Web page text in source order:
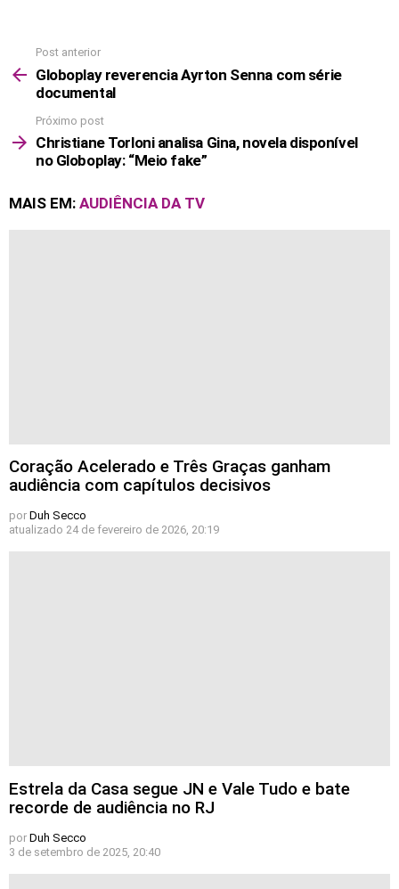
more
Post anterior
Globoplay reverencia Ayrton Senna com série
documental
Próximo post
Christiane Torloni analisa Gina, novela disponível
no Globoplay: “Meio fake”
MAIS EM: AUDIÊNCIA DA TV
Coração Acelerado e Três Graças ganham
audiência com capítulos decisivos
por Duh Secco
atualizado 24 de fevereiro de 2026, 20:19
Estrela da Casa segue JN e Vale Tudo e bate
recorde de audiência no RJ
por Duh Secco
3 de setembro de 2025, 20:40